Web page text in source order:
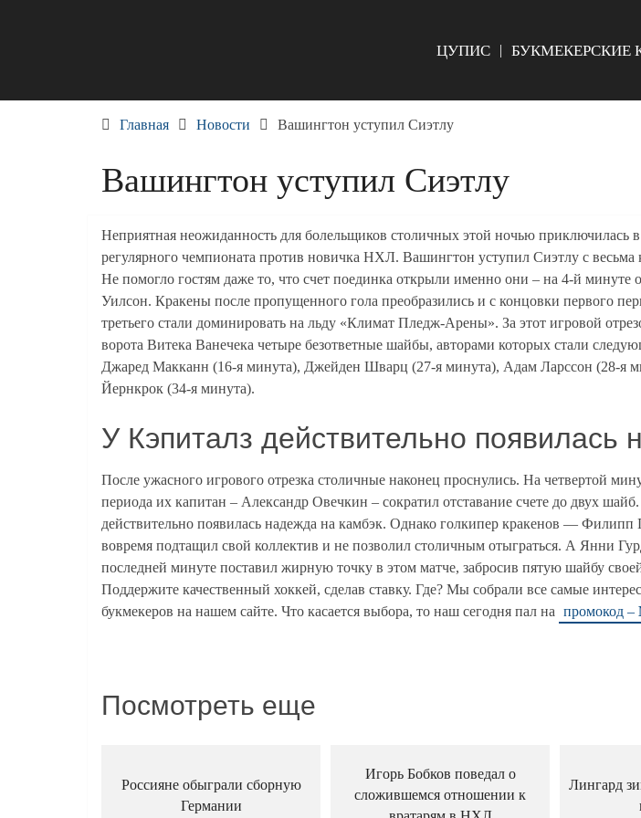
ЦУПИС БУКМЕКЕРСКИЕ
Главная Новости Вашингтон уступил Сиэтлу
Вашингтон уступил Сиэтлу
Неприятная неожиданность для болельщиков столичных этой ночью приключилась
регулярного чемпионата против новичка НХЛ. Вашингтон уступил Сиэтлу с весьма
Не помогло гостям даже то, что счет поединка открыли именно они – на 4-й минуте
Уилсон. Кракены после пропущенного гола преобразились и с концовки первого
третьего стали доминировать на льду «Климат Пледж-Арены». За этот игровой
ворота Витека Ванечека четыре безответные шайбы, авторами которых стали
Джаред Макканн (16-я минута), Джейден Шварц (27-я минута), Адам Ларссон (28-я
Йернкрок (34-я минута).
У Кэпиталз действительно появилась
После ужасного игрового отрезка столичные наконец проснулись. На четвертой
периода их капитан – Александр Овечкин – сократил отставание счете до двух
действительно появилась надежда на камбэк. Однако голкипер кракенов — Филипп
вовремя подтащил свой коллектив и не позволил столичным отыграться. А Янни
последней минуте поставил жирную точку в этом матче, забросив пятую шайбу
Поддержите качественный хоккей, сделав ставку. Где? Мы собрали все самые
букмекеров на нашем сайте. Что касается выбора, то наш сегодня пал на промокод –
Посмотреть еще
Россияне обыграли сборную
Германии
Игорь Бобков поведал о
сложившемся отношении к
Лингард